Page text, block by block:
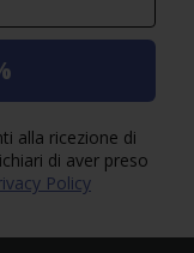
alla ricezione di
di aver preso
Policy